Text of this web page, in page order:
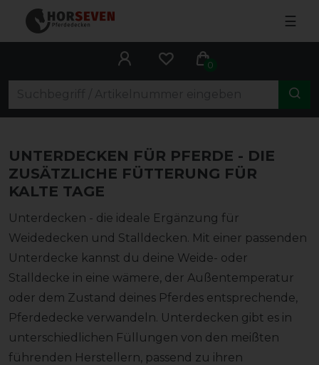
☰
0
UNTERDECKEN FÜR PFERDE - DIE
ZUSÄTZLICHE FÜTTERUNG FÜR
KALTE TAGE
Unterdecken - die ideale Ergänzung für
Weidedecken und Stalldecken. Mit einer passenden
Unterdecke kannst du deine Weide- oder
Stalldecke in eine wämere, der Außentemperatur
oder dem Zustand deines Pferdes entsprechende,
Pferdedecke verwandeln. Unterdecken gibt es in
unterschiedlichen Füllungen von den meißten
führenden Herstellern, passend zu ihren